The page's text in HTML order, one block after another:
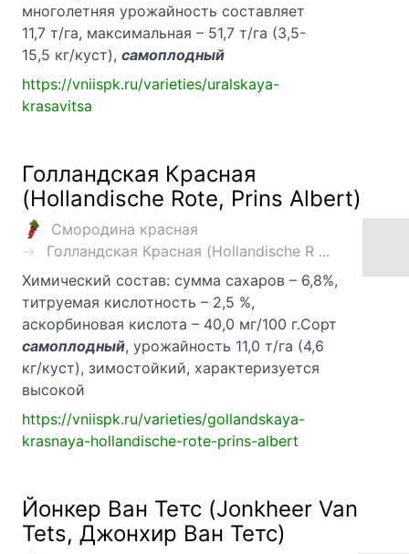
многолетняя урожайность составляет
11,7 т/га, максимальная – 51,7 т/га (3,5-
15,5 кг/куст), самоплодный
https://vniispk.ru/varieties/uralskaya-
krasavitsa
Голландская Красная
(Hollandische Rote, Prins Albert)
Смородина красная
Голландская Красная (Hollandische R ...
Химический состав: сумма сахаров – 6,8%,
титруемая кислотность – 2,5 %,
аскорбиновая кислота – 40,0 мг/100 г.Сорт
самоплодный, урожайность 11,0 т/га (4,6
кг/куст), зимостойкий, характеризуется
высокой
https://vniispk.ru/varieties/gollandskaya-
krasnaya-hollandische-rote-prins-albert
Йонкер Ван Тетс (Jonkheer Van
Tets, Джонхир Ван Тетс)